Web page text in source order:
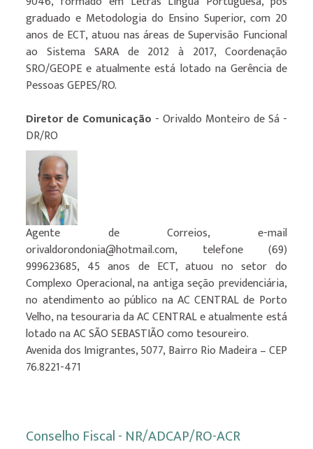
graduado e Metodologia do Ensino Superior, com 20
anos de ECT, atuou nas áreas de Supervisão Funcional
ao Sistema SARA de 2012 à 2017, Coordenação
SRO/GEOPE e atualmente está lotado na Gerência de
Pessoas GEPES/RO.
Diretor de Comunicação - Orivaldo Monteiro de Sá -
DR/RO
Agente de Correios, e-mail
orivaldorondonia@hotmail.com, telefone (69)
999623685, 45 anos de ECT, atuou no setor do
Complexo Operacional, na antiga seção previdenciária,
no atendimento ao público na AC CENTRAL de Porto
Velho, na tesouraria da AC CENTRAL e atualmente está
lotado na AC SÃO SEBASTIÃO como tesoureiro.
Avenida dos Imigrantes, 5077, Bairro Rio Madeira – CEP
76.8221-471
Conselho Fiscal - NR/ADCAP/RO-ACR